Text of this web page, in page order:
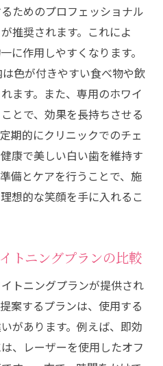
ためのプロフェッショナル
推奨されます。これによ
に作用しやすくなります。
色が付きやすい食べ物や飲
ます。また、専用のホワイ
とで、効果を長持ちさせる
期的にクリニックでのチェ
康で美しい白い歯を維持す
備とケアを行うことで、施
想的な笑顔を手に入れるこ
トニングプランの比較
トニングプランが提供され
案するプランは、使用する
があります。例えば、即効
、レーザーを使用したオフ